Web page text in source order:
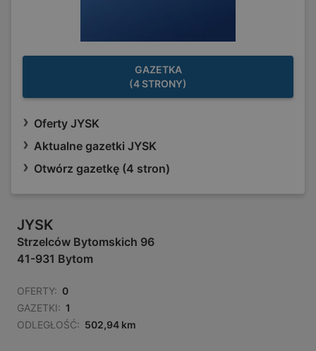
GAZETKA
(4 STRONY)
Oferty JYSK
Aktualne gazetki JYSK
Otwórz gazetkę (4 stron)
JYSK
Strzelców Bytomskich 96
41-931 Bytom
OFERTY: 0
GAZETKI: 1
ODLEGŁOŚĆ: 502,94 km